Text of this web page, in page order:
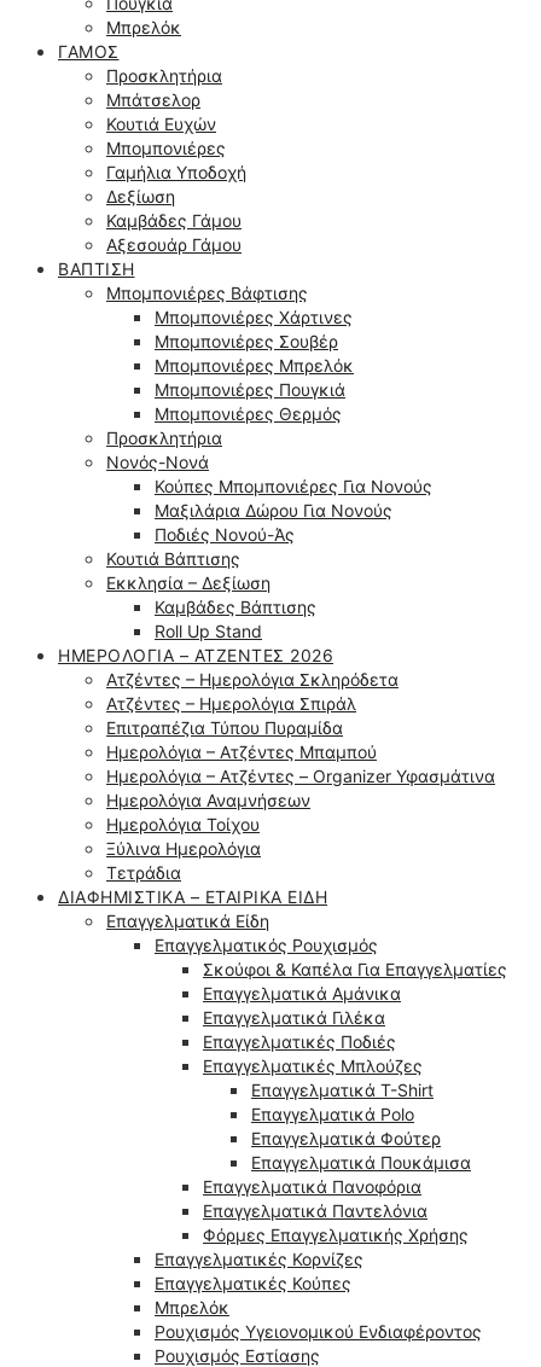
Μπρελόκ
ΓΆΜΟΣ
Προσκλητήρια
Μπάτσελορ
Κουτιά Ευχών
Μπομπονιέρες
Γαμήλια Υποδοχή
Δεξίωση
Καμβάδες Γάμου
Αξεσουάρ Γάμου
ΒΆΠΤΙΣΗ
Μπομπονιέρες Βάφτισης
Μπομπονιέρες Χάρτινες
Μπομπονιέρες Σουβέρ
Μπομπονιέρες Μπρελόκ
Μπομπονιέρες Πουγκιά
Μπομπονιέρες Θερμός
Προσκλητήρια
Νονός-Νονά
Κούπες Μπομπονιέρες Για Νονούς
Μαξιλάρια Δώρου Για Νονούς
Ποδιές Νονού-Άς
Κουτιά Βάπτισης
Εκκλησία – Δεξίωση
Καμβάδες Βάπτισης
Roll Up Stand
ΗΜΕΡΟΛΌΓΙΑ – ΑΤΖΈΝΤΕΣ 2026
Ατζέντες – Ημερολόγια Σκληρόδετα
Ατζέντες – Ημερολόγια Σπιράλ
Επιτραπέζια Τύπου Πυραμίδα
Ημερολόγια – Ατζέντες Μπαμπού
Ημερολόγια – Ατζέντες – Organizer Υφασμάτινα
Ημερολόγια Αναμνήσεων
Ημερολόγια Τοίχου
Ξύλινα Ημερολόγια
Τετράδια
ΔΙΑΦΗΜΙΣΤΙΚΆ – ΕΤΑΙΡΙΚΆ ΕΊΔΗ
Επαγγελματικά Είδη
Επαγγελματικός Ρουχισμός
Σκούφοι & Καπέλα Για Επαγγελματίες
Επαγγελματικά Αμάνικα
Επαγγελματικά Γιλέκα
Επαγγελματικές Ποδιές
Επαγγελματικές Μπλούζες
Επαγγελματικά T-Shirt
Επαγγελματικά Polo
Επαγγελματικά Φούτερ
Επαγγελματικά Πουκάμισα
Επαγγελματικά Πανοφόρια
Επαγγελματικά Παντελόνια
Φόρμες Επαγγελματικής Χρήσης
Επαγγελματικές Κορνίζες
Επαγγελματικές Κούπες
Μπρελόκ
Ρουχισμός Υγειονομικού Ενδιαφέροντος
Ρουχισμός Εστίασης